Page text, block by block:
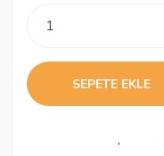
SEPETE EKLE